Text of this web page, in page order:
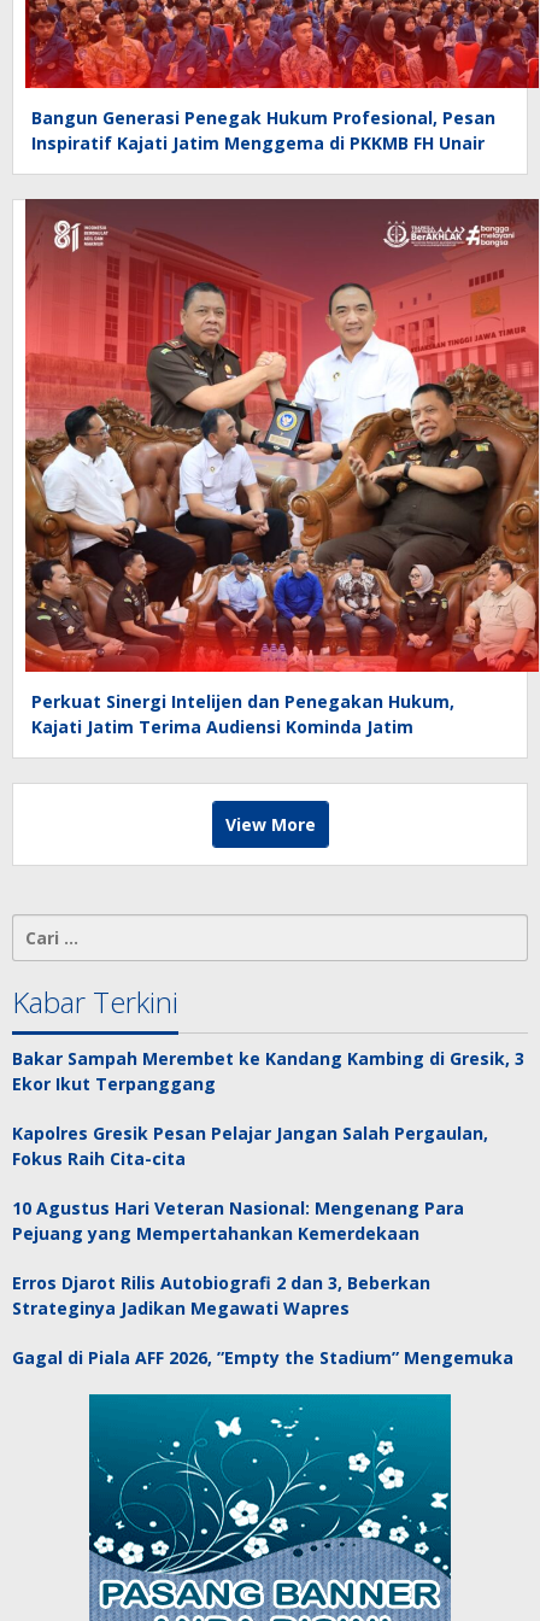
Bangun Generasi Penegak Hukum Profesional, Pesan
Inspiratif Kajati Jatim Menggema di PKKMB FH Unair
Perkuat Sinergi Intelijen dan Penegakan Hukum,
Kajati Jatim Terima Audiensi Kominda Jatim
View More
untuk:
Kabar Terkini
Bakar Sampah Merembet ke Kandang Kambing di Gresik, 3
Ekor Ikut Terpanggang
Kapolres Gresik Pesan Pelajar Jangan Salah Pergaulan,
Fokus Raih Cita-cita
10 Agustus Hari Veteran Nasional: Mengenang Para
Pejuang yang Mempertahankan Kemerdekaan
Erros Djarot Rilis Autobiografi 2 dan 3, Beberkan
Strateginya Jadikan Megawati Wapres
Gagal di Piala AFF 2026, ”Empty the Stadium” Mengemuka